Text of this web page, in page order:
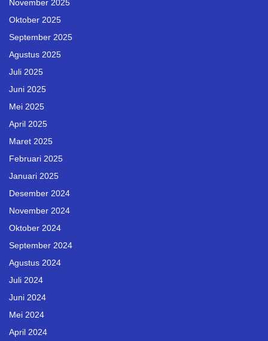
November 2025
Oktober 2025
September 2025
Agustus 2025
Juli 2025
Juni 2025
Mei 2025
April 2025
Maret 2025
Februari 2025
Januari 2025
Desember 2024
November 2024
Oktober 2024
September 2024
Agustus 2024
Juli 2024
Juni 2024
Mei 2024
April 2024